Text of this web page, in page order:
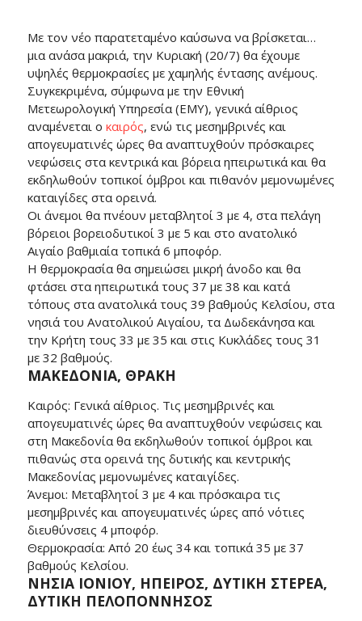
Με τον νέο παρατεταμένο καύσωνα να βρίσκεται…
μια ανάσα μακριά, την Κυριακή (20/7) θα έχουμε
υψηλές θερμοκρασίες με χαμηλής έντασης ανέμους.
Συγκεκριμένα, σύμφωνα με την Εθνική
Μετεωρολογική Υπηρεσία (ΕΜΥ), γενικά αίθριος
αναμένεται ο καιρός, ενώ τις μεσημβρινές και
απογευματινές ώρες θα αναπτυχθούν πρόσκαιρες
νεφώσεις στα κεντρικά και βόρεια ηπειρωτικά και θα
εκδηλωθούν τοπικοί όμβροι και πιθανόν μεμονωμένες
καταιγίδες στα ορεινά.
Οι άνεμοι θα πνέουν μεταβλητοί 3 με 4, στα πελάγη
βόρειοι βορειοδυτικοί 3 με 5 και στο ανατολικό
Αιγαίο βαθμιαία τοπικά 6 μποφόρ.
Η θερμοκρασία θα σημειώσει μικρή άνοδο και θα
φτάσει στα ηπειρωτικά τους 37 με 38 και κατά
τόπους στα ανατολικά τους 39 βαθμούς Κελσίου, στα
νησιά του Ανατολικού Αιγαίου, τα Δωδεκάνησα και
την Κρήτη τους 33 με 35 και στις Κυκλάδες τους 31
με 32 βαθμούς.
ΜΑΚΕΔΟΝΙΑ, ΘΡΑΚΗ
Καιρός: Γενικά αίθριος. Τις μεσημβρινές και
απογευματινές ώρες θα αναπτυχθούν νεφώσεις και
στη Μακεδονία θα εκδηλωθούν τοπικοί όμβροι και
πιθανώς στα ορεινά της δυτικής και κεντρικής
Μακεδονίας μεμονωμένες καταιγίδες.
Άνεμοι: Μεταβλητοί 3 με 4 και πρόσκαιρα τις
μεσημβρινές και απογευματινές ώρες από νότιες
διευθύνσεις 4 μποφόρ.
Θερμοκρασία: Από 20 έως 34 και τοπικά 35 με 37
βαθμούς Κελσίου.
ΝΗΣΙΑ ΙΟΝΙΟΥ, ΗΠΕΙΡΟΣ, ΔΥΤΙΚΗ ΣΤΕΡΕΑ,
ΔΥΤΙΚΗ ΠΕΛΟΠΟΝΝΗΣΟΣ